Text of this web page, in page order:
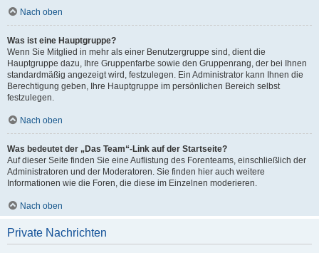
Nach oben
Was ist eine Hauptgruppe?
Wenn Sie Mitglied in mehr als einer Benutzergruppe sind, dient die
Hauptgruppe dazu, Ihre Gruppenfarbe sowie den Gruppenrang, der bei Ihnen
standardmäßig angezeigt wird, festzulegen. Ein Administrator kann Ihnen die
Berechtigung geben, Ihre Hauptgruppe im persönlichen Bereich selbst
festzulegen.
Nach oben
Was bedeutet der „Das Team“-Link auf der Startseite?
Auf dieser Seite finden Sie eine Auflistung des Forenteams, einschließlich der
Administratoren und der Moderatoren. Sie finden hier auch weitere
Informationen wie die Foren, die diese im Einzelnen moderieren.
Nach oben
Private Nachrichten